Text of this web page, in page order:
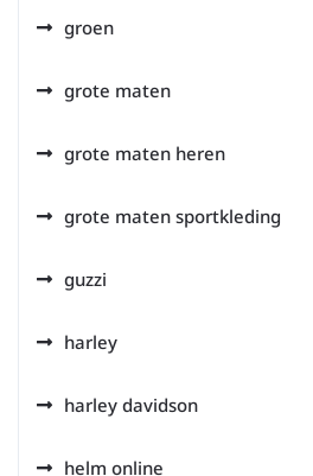
groen
grote maten
grote maten heren
grote maten sportkleding
guzzi
harley
harley davidson
helm online